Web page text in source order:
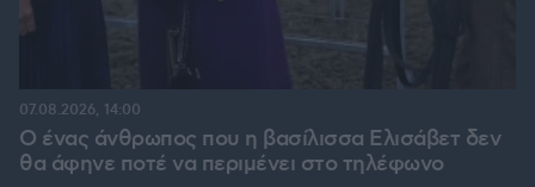
Ο ένας άνθρωπος που η βασίλισσα Ελισάβετ δεν
θα άφηνε ποτέ να περιμένει στο τηλέφωνο
07.08.2026, 14:00